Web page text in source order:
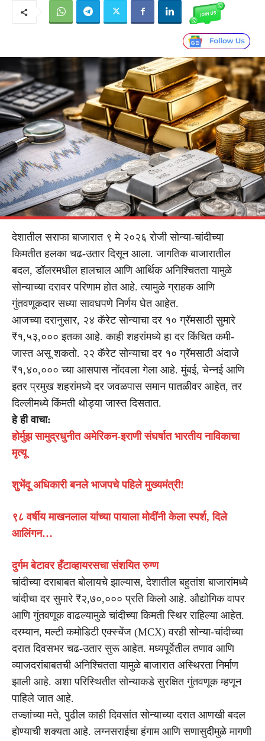
देशातील सराफा बाजारात ९ मे २०२६ रोजी सोन्या-चांदीच्या
किमतीत हलका चढ-उतार दिसून आला. जागतिक बाजारातील
बदल, डॉलरमधील हालचाल आणि आर्थिक अनिश्चितता यामुळे
सोन्याच्या दरावर परिणाम होत आहे. त्यामुळे ग्राहक आणि
गुंतवणूकदार सध्या सावधपणे निर्णय घेत आहेत.
आजच्या दरानुसार, २४ कॅरेट सोन्याचा दर १० ग्रॅमसाठी सुमारे
₹१,५३,००० इतका आहे. काही शहरांमध्ये हा दर किंचित कमी-
जास्त असू शकतो. २२ कॅरेट सोन्याचा दर १० ग्रॅमसाठी अंदाजे
₹१,४०,००० च्या आसपास नोंदवला गेला आहे. मुंबई, चेन्नई आणि
इतर प्रमुख शहरांमध्ये दर जवळपास समान पातळीवर आहेत, तर
दिल्लीमध्ये किंमती थोड्या जास्त दिसतात.
हे ही वाचा:
होर्मुझ सामुद्रधुनीत अमेरिकन-इराणी संघर्षात भारतीय नाविकाचा
मृत्यू
शुभेंदू अधिकारी बनले भाजपचे पहिले मुख्यमंत्री!
९८ वर्षीय माखनलाल यांच्या पायाला मोदींनी केला स्पर्श, दिले
आलिंगन…
दुर्गम बेटावर हँटाव्हायरसचा संशयित रुग्ण
चांदीच्या दराबाबत बोलायचे झाल्यास, देशातील बहुतांश बाजारांमध्ये
चांदीचा दर सुमारे ₹२,७०,००० प्रति किलो आहे. औद्योगिक वापर
आणि गुंतवणूक वाढल्यामुळे चांदीच्या किमती स्थिर राहिल्या आहेत.
दरम्यान, मल्टी कमोडिटी एक्स्चेंज (MCX) वरही सोन्या-चांदीच्या
दरात दिवसभर चढ-उतार सुरू आहेत. मध्यपूर्वेतील तणाव आणि
व्याजदरांबाबतची अनिश्चितता यामुळे बाजारात अस्थिरता निर्माण
झाली आहे. अशा परिस्थितीत सोन्याकडे सुरक्षित गुंतवणूक म्हणून
पाहिले जात आहे.
तज्ज्ञांच्या मते, पुढील काही दिवसांत सोन्याच्या दरात आणखी बदल
होण्याची शक्यता आहे. लग्नसराईचा हंगाम आणि सणासुदीमुळे मागणी